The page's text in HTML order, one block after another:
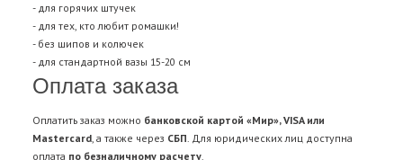
- для горячих штучек
- для тех, кто любит ромашки!
- без шипов и колючек
- для стандартной вазы 15-20 см
Оплата заказа
Оплатить заказ можно банковской картой «Мир», VISA или
Mastercard, а также через СБП. Для юридических лиц доступна
оплата по безналичному расчету.